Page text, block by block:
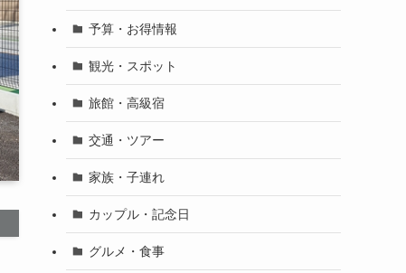
予算・お得情報
観光・スポット
旅館・高級宿
交通・ツアー
家族・子連れ
カップル・記念日
グルメ・食事